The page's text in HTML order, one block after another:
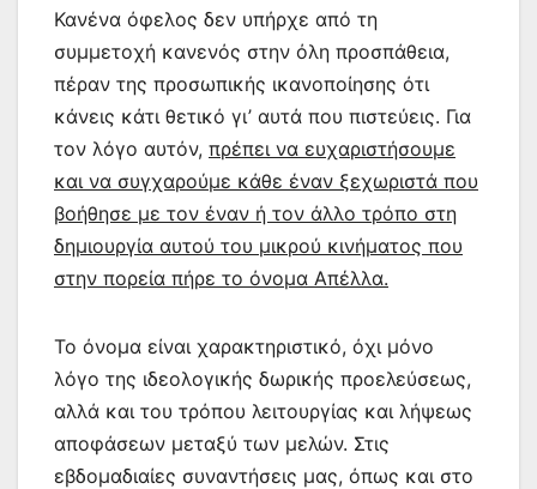
Κανένα όφελος δεν υπήρχε από τη
συμμετοχή κανενός στην όλη προσπάθεια,
πέραν της προσωπικής ικανοποίησης ότι
κάνεις κάτι θετικό γι’ αυτά που πιστεύεις. Για
τον λόγο αυτόν, πρέπει να ευχαριστήσουμε
και να συγχαρούμε κάθε έναν ξεχωριστά που
βοήθησε με τον έναν ή τον άλλο τρόπο στη
δημιουργία αυτού του μικρού κινήματος που
στην πορεία πήρε το όνομα Απέλλα.
Το όνομα είναι χαρακτηριστικό, όχι μόνο
λόγο της ιδεολογικής δωρικής προελεύσεως,
αλλά και του τρόπου λειτουργίας και λήψεως
αποφάσεων μεταξύ των μελών. Στις
εβδομαδιαίες συναντήσεις μας, όπως και στο